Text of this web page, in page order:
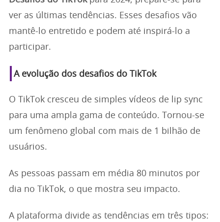
ver as últimas tendências. Esses desafios vão
mantê-lo entretido e podem até inspirá-lo a
participar.
A evolução dos desafios do TikTok
O TikTok cresceu de simples vídeos de lip sync
para uma ampla gama de conteúdo. Tornou-se
um fenômeno global com mais de 1 bilhão de
usuários.
As pessoas passam em média 80 minutos por
dia no TikTok, o que mostra seu impacto.
A plataforma divide as tendências em três tipos: